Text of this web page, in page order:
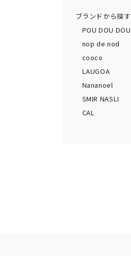
ブランドから探す
POU DOU DOU
nop de nod
cooco
LAUGOA
Nananoel
SMIR NASLI
CAL